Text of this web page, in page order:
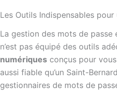
Les Outils Indispensables
La gestion des mots de passe
n’est pas équipé des outils
numériques conçus pour
aussi fiable qu’un Saint-
gestionnaires de mots de